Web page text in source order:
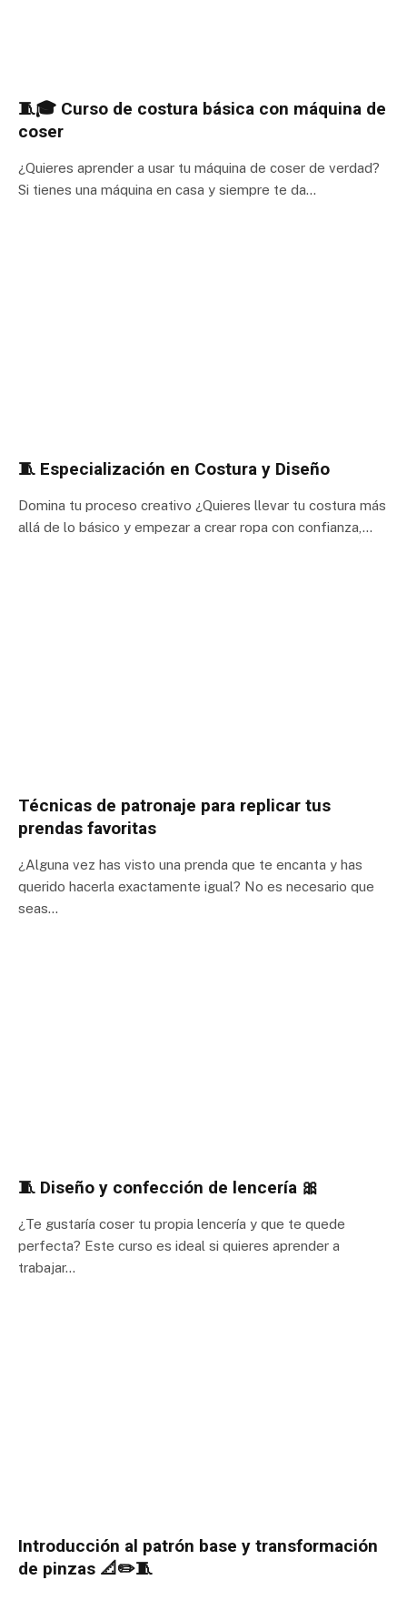
🧵🎓 Curso de costura básica con máquina de
coser
¿Quieres aprender a usar tu máquina de coser de verdad?
Si tienes una máquina en casa y siempre te da…
🧵 Especialización en Costura y Diseño
Domina tu proceso creativo ¿Quieres llevar tu costura más
allá de lo básico y empezar a crear ropa con confianza,…
Técnicas de patronaje para replicar tus
prendas favoritas
¿Alguna vez has visto una prenda que te encanta y has
querido hacerla exactamente igual? No es necesario que
seas…
🧵 Diseño y confección de lencería 🎀
¿Te gustaría coser tu propia lencería y que te quede
perfecta? Este curso es ideal si quieres aprender a
trabajar…
Introducción al patrón base y transformación
de pinzas 📐✏️🧵